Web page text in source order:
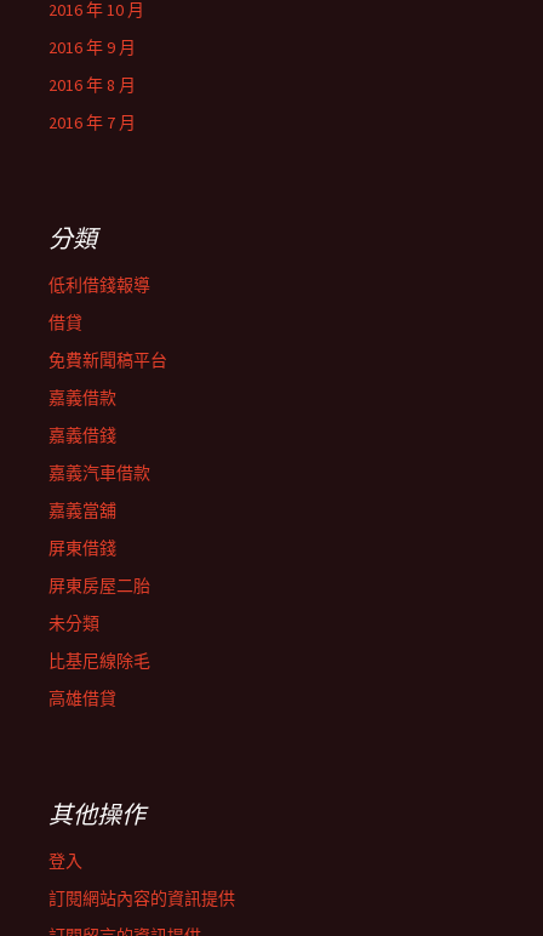
2016 年 10 月
2016 年 9 月
2016 年 8 月
2016 年 7 月
分類
低利借錢報導
借貸
免費新聞稿平台
嘉義借款
嘉義借錢
嘉義汽車借款
嘉義當舖
屏東借錢
屏東房屋二胎
未分類
比基尼線除毛
高雄借貸
其他操作
登入
訂閱網站內容的資訊提供